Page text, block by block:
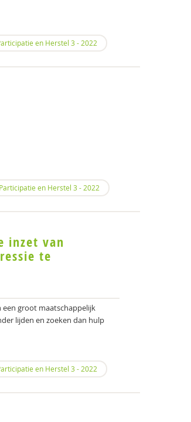
en Herstel 3 - 2022
Participatie en Herstel 3 - 2022
inzet van
te
een groot maatschappelijk
lijden en zoeken dan hulp
en Herstel 3 - 2022